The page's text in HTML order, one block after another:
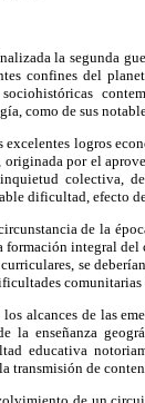
la segunda
confines del
como de sus
excelentes logros
por el
colectiva,
dificultad, efecto
de la
formación integral
se
alcances de las
la enseñanza
educativa
transmisión de